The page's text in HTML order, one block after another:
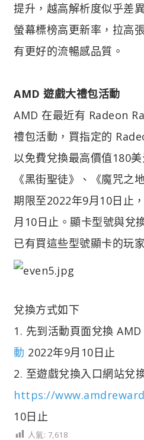
提升，越高解析度似乎差
螢幕標榜高更新率，拉高
有更好的流暢感品質。
AMD 遊戲大禮包活動
AMD 在最近有 Radeon
禮包活動，買指定的
以免費兌換最高價值180
《黑街聖徒》、《魔咒之
期限至2022年9月10日止
月10日止。顯卡型號與兌
已有買這些型號顯卡的玩
兌換方式如下
1. 先到活動頁面兌換
動 2022年9月10日止
2. 至遊戲兌換入口網站兌
https://
10日止
人氣: 7,618